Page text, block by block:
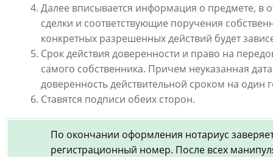
Далее вписывается информация о предмете, в
сделки и соответствующие поручения
конкретных разрешенных действий будет
Срок действия доверенности и право на
самого собственника. Причем неуказанная
доверенность действительной сроком на один
Ставятся подписи обеих сторон.
По окончании оформления нотариус
регистрационный номер. После всех